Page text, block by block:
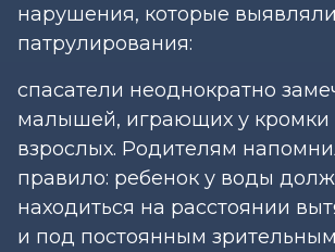
нарушения, которые
патрулирования:
спасатели неоднократно
малышей, играющих у кромки
взрослых. Родителям
правило: ребенок у воды
находиться на расстоянии
и под постоянным